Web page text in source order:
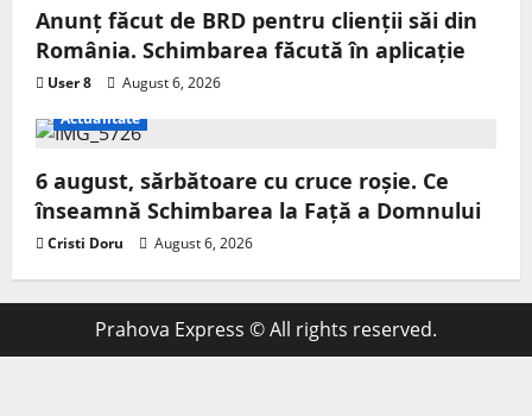
Anunț făcut de BRD pentru clienții săi din
România. Schimbarea făcută în aplicație
User 8
August 6, 2026
Actualitate
6 august, sărbătoare cu cruce roșie. Ce
înseamnă Schimbarea la Față a Domnului
Cristi Doru August 6, 2026
Prahova Express © All rights reserved.